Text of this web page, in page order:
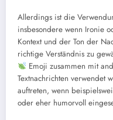
Allerdings ist die
insbesondere wenn Ironie
Kontext und der Ton der
richtige Verständnis zu
Emoji zusammen mit
Textnachrichten verwendet
auftreten, wenn
oder eher humorvoll